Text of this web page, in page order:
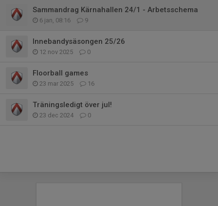
Sammandrag Kärnahallen 24/1 - Arbetsschema
6 jan, 08:16 9
Innebandysäsongen 25/26
12 nov 2025 0
Floorball games
23 mar 2025 16
Träningsledigt över jul!
23 dec 2024 0